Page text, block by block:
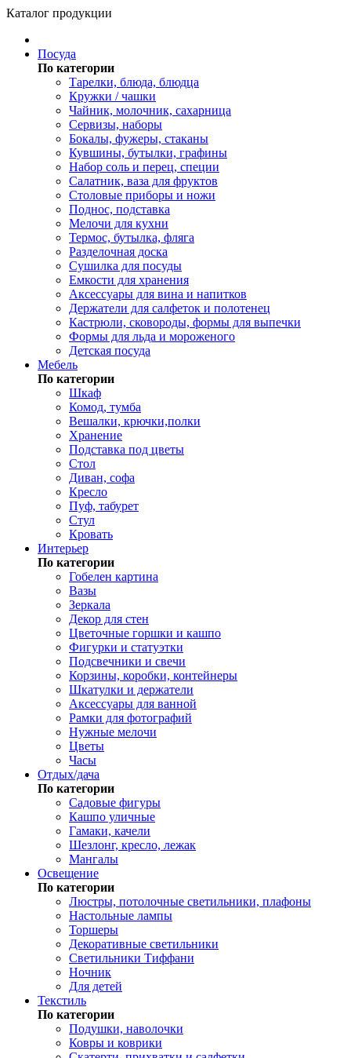
Каталог продукции
Посуда
По категории
Тарелки, блюда, блюдца
Кружки / чашки
Чайник, молочник, сахарница
Сервизы, наборы
Бокалы, фужеры, стаканы
Кувшины, бутылки, графины
Набор соль и перец, специи
Салатник, ваза для фруктов
Столовые приборы и ножи
Поднос, подставка
Мелочи для кухни
Термос, бутылка, фляга
Разделочная доска
Сушилка для посуды
Емкости для хранения
Аксессуары для вина и напитков
Держатели для салфеток и полотенец
Кастрюли, сковороды, формы для выпечки
Формы для льда и мороженого
Детская посуда
Мебель
По категории
Шкаф
Комод, тумба
Вешалки, крючки,полки
Хранение
Подставка под цветы
Стол
Диван, софа
Кресло
Пуф, табурет
Стул
Кровать
Интерьер
По категории
Гобелен картина
Вазы
Зеркала
Декор для стен
Цветочные горшки и кашпо
Фигурки и статуэтки
Подсвечники и свечи
Корзины, коробки, контейнеры
Шкатулки и держатели
Аксессуары для ванной
Рамки для фотографий
Нужные мелочи
Цветы
Часы
Отдых/дача
По категории
Садовые фигуры
Кашпо уличные
Гамаки, качели
Шезлонг, кресло, лежак
Мангалы
Освещение
По категории
Люстры, потолочные светильники, плафоны
Настольные лампы
Торшеры
Декоративные светильники
Светильники Тиффани
Ночник
Для детей
Текстиль
По категории
Подушки, наволочки
Ковры и коврики